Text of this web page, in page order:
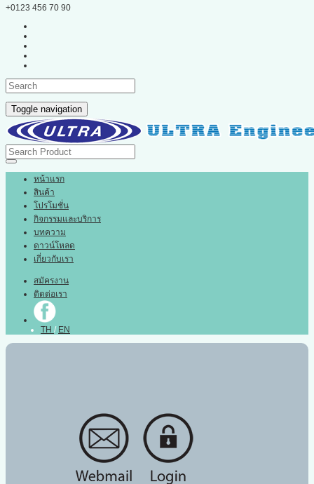
+0123 456 70 90
Toggle navigation
หน้าแรก
สินค้า
โปรโมชั่น
กิจกรรมและบริการ
บทความ
ดาวน์โหลด
เกี่ยวกับเรา
สมัครงาน
ติดต่อเรา
TH / EN